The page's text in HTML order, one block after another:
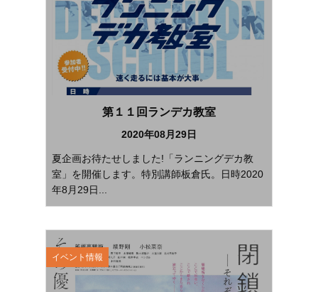
第１１回ランデカ教室
2020年08月29日
夏企画お待たせしました!「ランニングデカ教
室」を開催します。特別講師板倉氏。日時2020
年8月29日...
イベント情報